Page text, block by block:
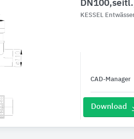
KESSEL
CAD-Manager
Download